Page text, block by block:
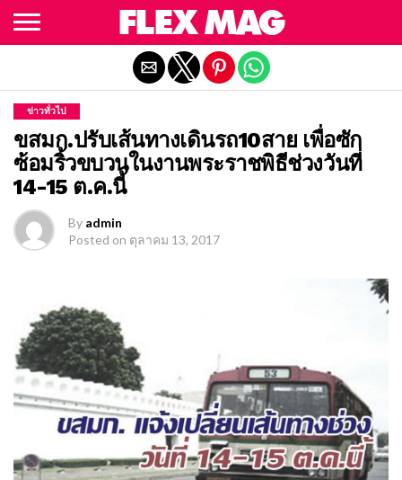
ข่าวทั่วไป
ขสมก.ปรับเส้นทางเดินรถ10สาย เพื่อซัก
ซ้อมริ้วขบวนในงานพระราชพิธีช่วงวันที่
14-15 ต.ค.นี้
By admin
Posted on ตุลาคม 13, 2017
Exit mobile version